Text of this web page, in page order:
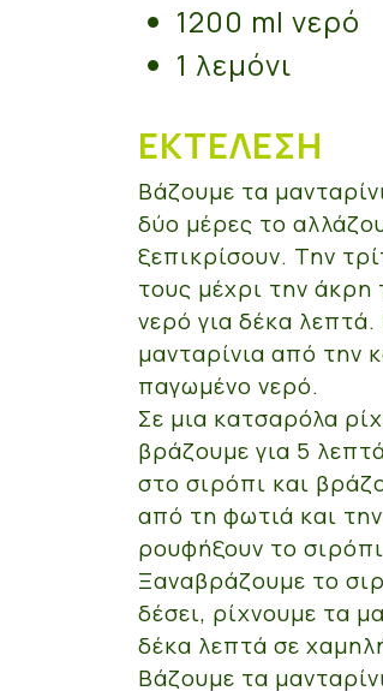
1200 ml νερό
1 λεμόνι
ΕΚΤΈΛΕΣΗ
Βάζουμε τα
δύο μέρες το
ξεπικρίσουν. Την
τους μέχρι την
νερό για δέκα
μανταρίνια από την
παγωμένο νερό.
Σε μια κατσαρόλα
βράζουμε για 5
στο σιρόπι και
από τη φωτιά και
ρουφήξουν το
Ξαναβράζουμε το
δέσει, ρίχνουμε τα
δέκα λεπτά σε
Βάζουμε τα